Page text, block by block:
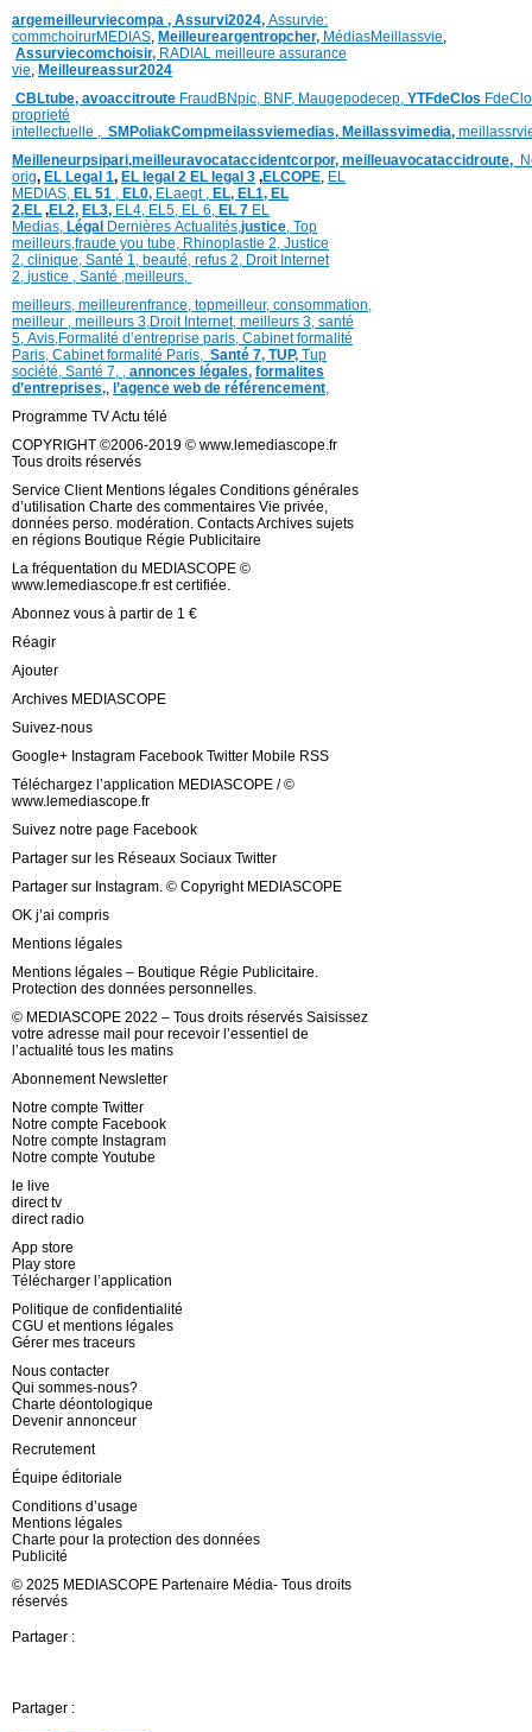
argemeilleurviecompa , Assurvi2024, Assurvie:
commchoirurMEDIAS, Meilleureargentropcher, MédiasMeillassvie,
Assurviecomchoisir, RADIAL meilleure assurance
vie, Meilleureassur2024
CBLtube, avoaccitroute FraudBNpic, BNF, Maugepodecep, YTFdeClos
proprieté
intellectuelle , SMPoliakCompmeilassviemedias, Meillassvimedia,
Meilleneurpsipari,meilleuravocataccidentcorpor, meilleuavocataccidroute,
orig, EL Legal 1, EL legal 2 EL legal 3 ,ELCOPE, EL
MEDIAS, EL 51 , EL0, ELaegt , EL, EL1, EL
2,EL ,EL2, EL3, EL4, EL5, EL 6, EL 7 EL
Medias, Légal Dernières Actualités,justice, Top
meilleurs,fraude you tube, Rhinoplastie 2, Justice
2, clinique, Santé 1, beauté, refus 2, Droit Internet
2, justice , Santé ,meilleurs,
meilleurs, meilleurenfrance, topmeilleur, consommation,
meilleur , meilleurs 3,Droit Internet, meilleurs 3, santé
5, Avis,Formalité d’entreprise paris, Cabinet formalité
Paris, Cabinet formalité Paris, Santé 7, TUP, Tup
société, Santé 7, , annonces légales, formalites
d’entreprises,, l’agence web de référencement,
Programme TV Actu télé
COPYRIGHT ©2006-2019 © www.lemediascope.fr
Tous droits réservés
Service Client Mentions légales Conditions générales
d’utilisation Charte des commentaires Vie privée,
données perso. modération. Contacts Archives sujets
en régions Boutique Régie Publicitaire
La fréquentation du MEDIASCOPE ©
www.lemediascope.fr est certifiée.
Abonnez vous à partir de 1 €
Réagir
Ajouter
Archives MEDIASCOPE
Suivez-nous
Google+ Instagram Facebook Twitter Mobile RSS
Téléchargez l’application MEDIASCOPE / ©
www.lemediascope.fr
Suivez notre page Facebook
Partager sur les Réseaux Sociaux Twitter
Partager sur Instagram. © Copyright MEDIASCOPE
OK j’ai compris
Mentions légales
Mentions légales – Boutique Régie Publicitaire.
Protection des données personnelles.
© MEDIASCOPE 2022 – Tous droits réservés Saisissez
votre adresse mail pour recevoir l’essentiel de
l’actualité tous les matins
Abonnement Newsletter
Notre compte Twitter
Notre compte Facebook
Notre compte Instagram
Notre compte Youtube
le live
direct tv
direct radio
App store
Play store
Télécharger l’application
Politique de confidentialité
CGU et mentions légales
Gérer mes traceurs
Nous contacter
Qui sommes-nous?
Charte déontologique
Devenir annonceur
Recrutement
Équipe éditoriale
Conditions d’usage
Mentions légales
Charte pour la protection des données
Publicité
© 2025 MEDIASCOPE Partenaire Média- Tous droits
réservés
Partager :
Partager :